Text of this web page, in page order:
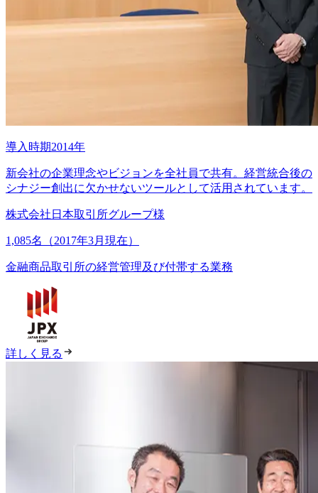
導入時期2014年
新会社の企業理念やビジョンを全社員で共有。経営統合後の
シナジー創出に欠かせないツールとして活用されています。
株式会社日本取引所グループ様
1,085名（2017年3月現在）
金融商品取引所の経営管理及び付帯する業務
詳しく見る